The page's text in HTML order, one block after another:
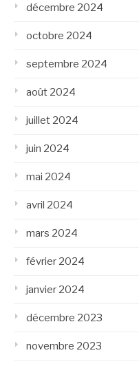
décembre 2024
octobre 2024
septembre 2024
août 2024
juillet 2024
juin 2024
mai 2024
avril 2024
mars 2024
février 2024
janvier 2024
décembre 2023
novembre 2023